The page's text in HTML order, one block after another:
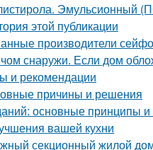
Эмульсионный
этой публикации
производители
снаружи. Если дом
и рекомендации
причины и решения
основные принципы и
вашей кухни
секционный жилой